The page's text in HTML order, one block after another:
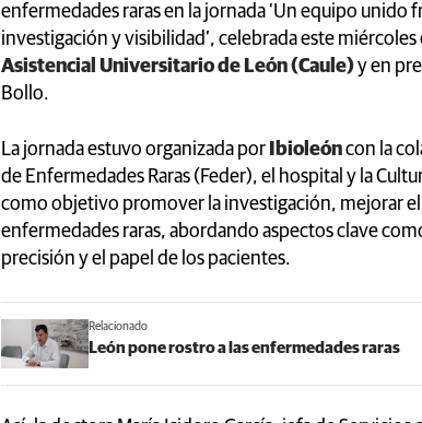
enfermedades raras en la jornada ‘Un equipo unido
investigación y visibilidad’, celebrada este miércoles
Asistencial Universitario de León (Caule)y en
Bollo.
La jornada estuvo organizada por Ibioleóncon la
de Enfermedades Raras (Feder), el hospital y la
como objetivo promover la investigación, mejorar
enfermedades raras, abordando aspectos clave
precisión y el papel de los pacientes.
Relacionado
León pone rostro a las enfermedades raras